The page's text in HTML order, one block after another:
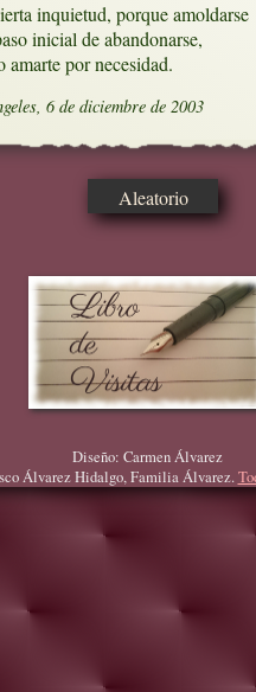
inquietud, porque amoldarse
inicial de abandonarse,
amarte por necesidad.
6 de diciembre de 2003
Aleatorio
Diseño: Carmen Álvarez
Álvarez Hidalgo, Familia Álvarez.